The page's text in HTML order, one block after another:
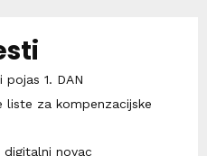
1. DAN
liste za kompenzacijske
digitalni novac